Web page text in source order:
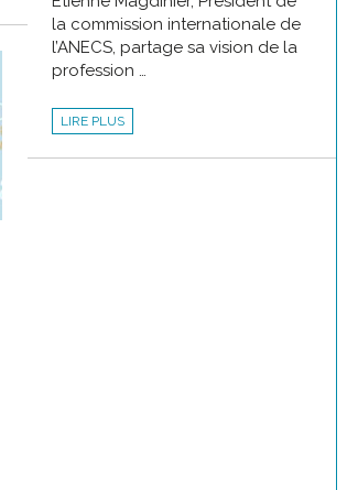
la commission internationale de
l’ANECS, partage sa vision de la
profession …
POURQUOI
NE
COMPLÉTER
LIRE PLUS